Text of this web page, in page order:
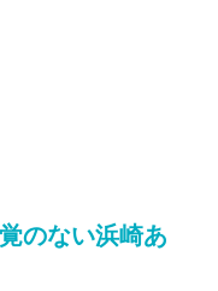
のない浜崎あ